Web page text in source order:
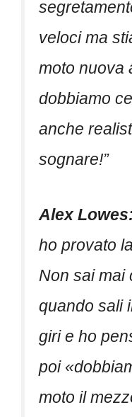
veloci ma
moto nuova
dobbiamo
anche
sognare!”
Alex
ho provato
Non sai mai
quando sali
giri e ho
poi
moto il